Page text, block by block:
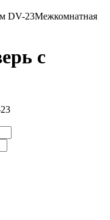
DV-23Межкомнатная
с